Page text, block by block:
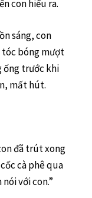
con hiểu ra.
sáng, con
bóng mượt
ống trước khi
mất hút.
đã trút xong
cà phê qua
với con.”